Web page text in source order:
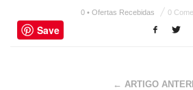
0 • Ofertas Recebidas 0
Save
← ARTIGO